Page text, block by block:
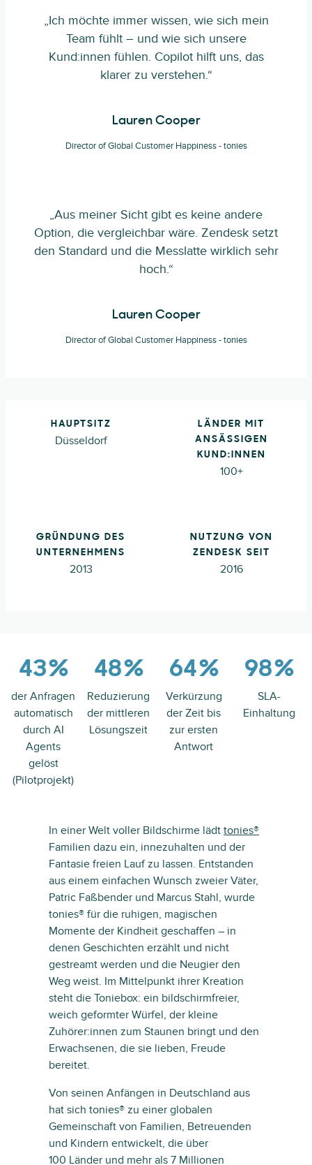
„Ich möchte immer wissen, wie sich mein
Team fühlt – und wie sich unsere
Kund:innen fühlen. Copilot hilft uns, das
klarer zu verstehen.“
Lauren Cooper
Director of Global Customer Happiness - tonies
„Aus meiner Sicht gibt es keine andere
Option, die vergleichbar wäre. Zendesk setzt
den Standard und die Messlatte wirklich sehr
hoch.“
Lauren Cooper
Director of Global Customer Happiness - tonies
HAUPTSITZ
Düsseldorf
LÄNDER MIT
ANSÄSSIGEN
KUND:INNEN
100+
GRÜNDUNG DES
UNTERNEHMENS
2013
NUTZUNG VON
ZENDESK SEIT
2016
43 %
der Anfragen
automatisch
durch AI
Agents
gelöst
(Pilotprojekt)
48 %
Reduzierung
der mittleren
Lösungszeit
64 %
Verkürzung
der Zeit bis
zur ersten
Antwort
98 %
SLA-
Einhaltung
In einer Welt voller Bildschirme lädt tonies®
Familien dazu ein, innezuhalten und der
Fantasie freien Lauf zu lassen. Entstanden
aus einem einfachen Wunsch zweier Väter,
Patric Faßbender und Marcus Stahl, wurde
tonies® für die ruhigen, magischen
Momente der Kindheit geschaffen – in
denen Geschichten erzählt und nicht
gestreamt werden und die Neugier den
Weg weist. Im Mittelpunkt ihrer Kreation
steht die Toniebox: ein bildschirmfreier,
weich geformter Würfel, der kleine
Zuhörer:innen zum Staunen bringt und den
Erwachsenen, die sie lieben, Freude
bereitet.
Von seinen Anfängen in Deutschland aus
hat sich tonies® zu einer globalen
Gemeinschaft von Familien, Betreuenden
und Kindern entwickelt, die über
100 Länder und mehr als 7 Millionen